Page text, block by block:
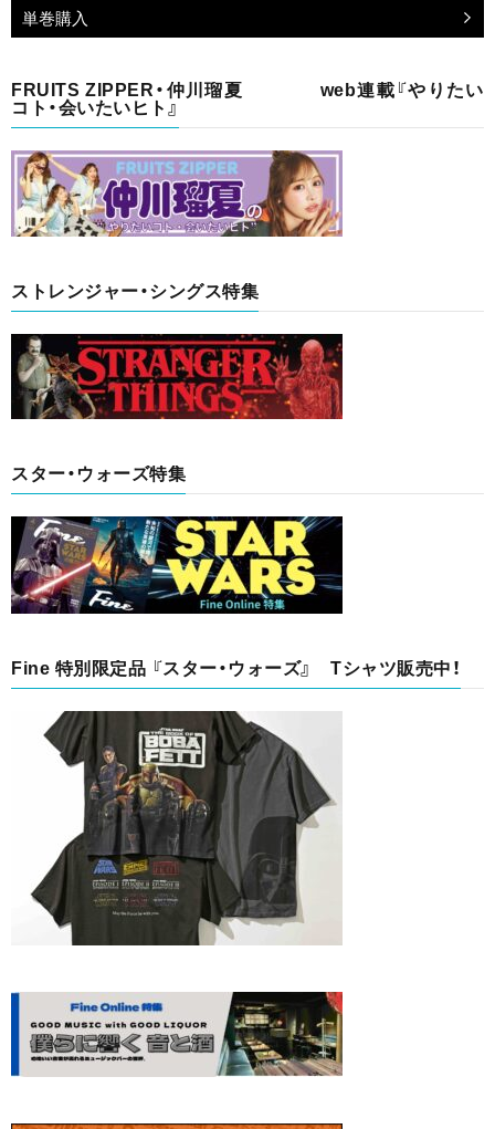
単巻購入
FRUITS ZIPPER・仲川瑠夏 web連載『やりたい
コト・会いたいヒト』
ストレンジャー・シングス特集
スター・ウォーズ特集
Fine 特別限定品 『スター・ウォーズ』 Tシャツ販売中！